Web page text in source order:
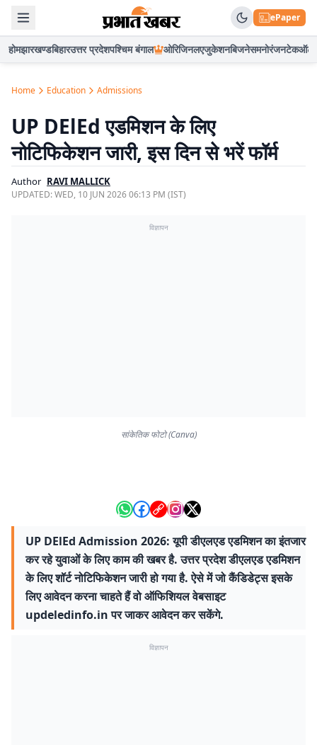
ePaper
होमझारखण्डबिहारउत्तर प्रदेशपश्चिम बंगाल ओरिजिनलएजुकेशनबिजनेसमनोरंजनटेकऑटो
Home Education Admissions
UP DElEd एडमिशन के लिए
नोटिफिकेशन जारी, इस दिन से भरें फॉर्म
Author RAVI MALLICK
UPDATED:WED, 10 JUN 2026 06:13 PM (IST)
विज्ञापन
सांकेतिक फोटो (Canva)
UP DElEd Admission 2026: यूपी डीएलएड एडमिशन का इंतजार
कर रहे युवाओं के लिए काम की खबर है. उत्तर प्रदेश डीएलएड एडमिशन
के लिए शॉर्ट नोटिफिकेशन जारी हो गया है. ऐसे में जो कैंडिडेट्स इसके
लिए आवेदन करना चाहते हैं वो ऑफिशियल वेबसाइट
updeledinfo.in पर जाकर आवेदन कर सकेंगे.
विज्ञापन